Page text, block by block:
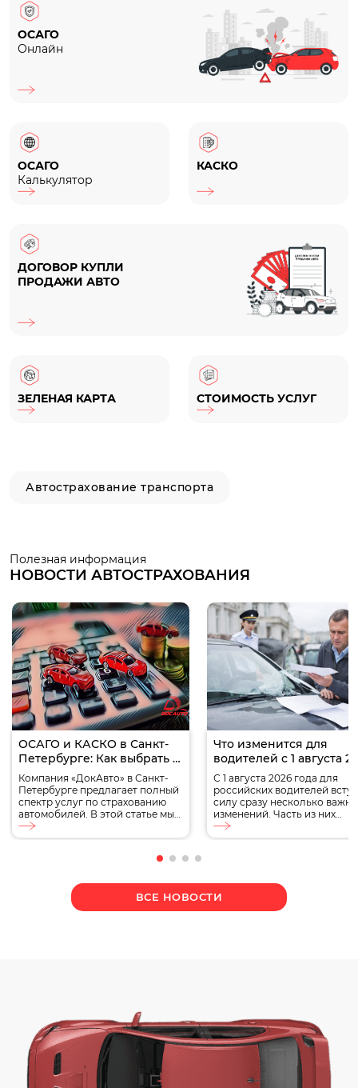
ОСАГО
Онлайн
ОСАГО
Калькулятор
КАСКО
ДОГОВОР КУПЛИ
ПРОДАЖИ АВТО
ЗЕЛЕНАЯ КАРТА СТОИМОСТЬ УСЛУГ
Автострахование транспорта
Полезная информация
НОВОСТИ АВТОСТРАХОВАНИЯ
ОСАГО и КАСКО в Санкт-
Петербурге: Как выбрать и
сэкономить
Компания «ДокАвто» в Санкт-
Петербурге предлагает полный
спектр услуг по страхованию
автомобилей. В этой статье мы
расскажем, как выбрать
оптимальные полисы ОСАГО и
(Обязательное страхование
автогражданской
ответственности) — это
Что изменится для
водителей с 1 августа
года
С 1 августа 2026 года для
российских водителей
силу сразу несколько
изменений. Часть из них
касается обязательного
страхования ОСАГО, другие
обслуживания транспорта.
Кроме того, в августе
продолжат действовать
ВСЕ НОВОСТИ